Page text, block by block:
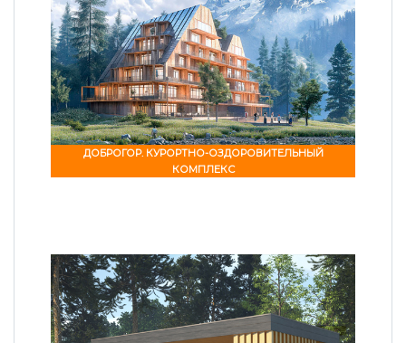
ДОБРОГОР. КУРОРТНО-ОЗДОРОВИТЕЛЬНЫЙ
КОМПЛЕКС